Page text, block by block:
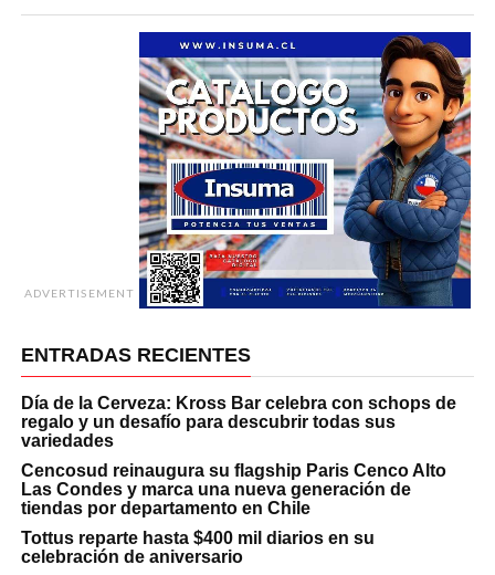
ADVERTISEMENT
ENTRADAS RECIENTES
Día de la Cerveza: Kross Bar celebra con schops de
regalo y un desafío para descubrir todas sus
variedades
Cencosud reinaugura su flagship Paris Cenco Alto
Las Condes y marca una nueva generación de
tiendas por departamento en Chile
Tottus reparte hasta $400 mil diarios en su
celebración de aniversario